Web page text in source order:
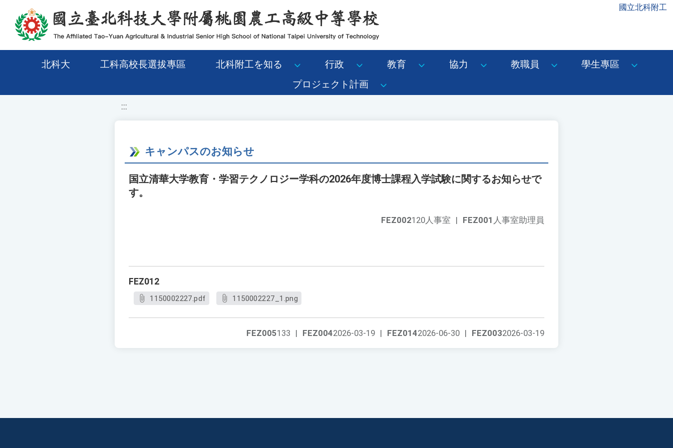
移至網頁之主要內容區位置 國立北科附工
北科大 工科高校長選拔專區 北科附工を知る 行政 教育 協力 教職員
學生專區
プロジェクト計画
:::
キャンパスのお知らせ
国立清華大学教育・学習テクノロジー学科の2026年度博士課程入学試験に関するお知らせで
す。
FEZ001 人事室助理員
FEZ002120人事室 |
FEZ012
1150002227.pdf 1150002227_1.png
FEZ0032026-03-19
FEZ0142026-06-30 |
FEZ0042026-03-19 |
FEZ005133 |